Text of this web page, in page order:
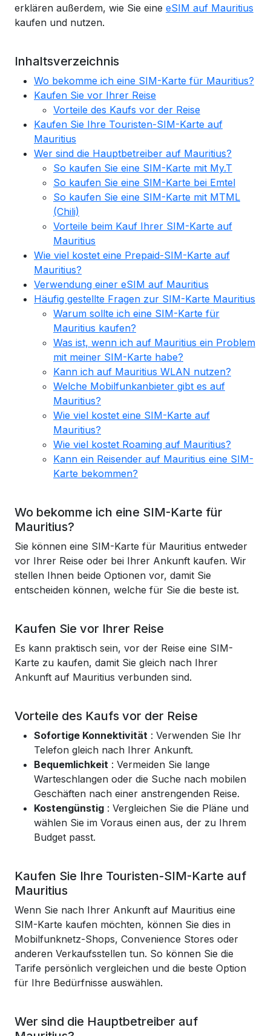
erklären außerdem, wie Sie eine eSIM auf Mauritius
kaufen und nutzen.
Inhaltsverzeichnis
Wo bekomme ich eine SIM-Karte für Mauritius?
Kaufen Sie vor Ihrer Reise
Vorteile des Kaufs vor der Reise
Kaufen Sie Ihre Touristen-SIM-Karte auf
Mauritius
Wer sind die Hauptbetreiber auf Mauritius?
So kaufen Sie eine SIM-Karte mit My.T
So kaufen Sie eine SIM-Karte bei Emtel
So kaufen Sie eine SIM-Karte mit MTML
(Chili)
Vorteile beim Kauf Ihrer SIM-Karte auf
Mauritius
Wie viel kostet eine Prepaid-SIM-Karte auf
Mauritius?
Verwendung einer eSIM auf Mauritius
Häufig gestellte Fragen zur SIM-Karte Mauritius
Warum sollte ich eine SIM-Karte für
Mauritius kaufen?
Was ist, wenn ich auf Mauritius ein Problem
mit meiner SIM-Karte habe?
Kann ich auf Mauritius WLAN nutzen?
Welche Mobilfunkanbieter gibt es auf
Mauritius?
Wie viel kostet eine SIM-Karte auf
Mauritius?
Wie viel kostet Roaming auf Mauritius?
Kann ein Reisender auf Mauritius eine SIM-
Karte bekommen?
Wo bekomme ich eine SIM-Karte für
Mauritius?
Sie können eine SIM-Karte für Mauritius entweder
vor Ihrer Reise oder bei Ihrer Ankunft kaufen. Wir
stellen Ihnen beide Optionen vor, damit Sie
entscheiden können, welche für Sie die beste ist.
Kaufen Sie vor Ihrer Reise
Es kann praktisch sein, vor der Reise eine SIM-
Karte zu kaufen, damit Sie gleich nach Ihrer
Ankunft auf Mauritius verbunden sind.
Vorteile des Kaufs vor der Reise
Sofortige Konnektivität : Verwenden Sie Ihr
Telefon gleich nach Ihrer Ankunft.
Bequemlichkeit : Vermeiden Sie lange
Warteschlangen oder die Suche nach mobilen
Geschäften nach einer anstrengenden Reise.
Kostengünstig : Vergleichen Sie die Pläne und
wählen Sie im Voraus einen aus, der zu Ihrem
Budget passt.
Kaufen Sie Ihre Touristen-SIM-Karte auf
Mauritius
Wenn Sie nach Ihrer Ankunft auf Mauritius eine
SIM-Karte kaufen möchten, können Sie dies in
Mobilfunknetz-Shops, Convenience Stores oder
anderen Verkaufsstellen tun. So können Sie die
Tarife persönlich vergleichen und die beste Option
für Ihre Bedürfnisse auswählen.
Wer sind die Hauptbetreiber auf